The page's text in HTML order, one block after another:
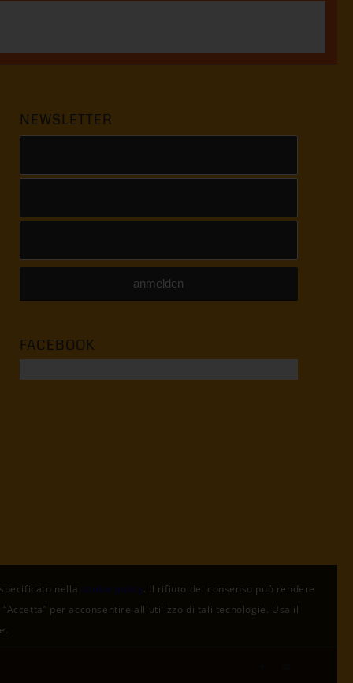
NEWSLETTER
FACEBOOK
nella cookie policy. Il rifiuto del consenso può rendere
per acconsentire all'utilizzo di tali tecnologie. Usa il